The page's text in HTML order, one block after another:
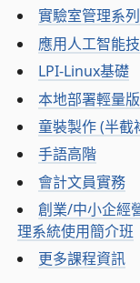
實驗室管理系
應用人工智能
LPI-Linux基礎
本地部署輕量
童裝製作 (半截
手語高階
會計文員實務
創業/中小企經
理系統使用簡介班
更多課程資訊